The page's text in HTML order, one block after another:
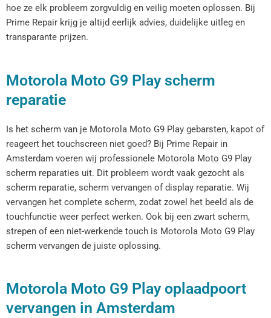
hoe ze elk probleem zorgvuldig en veilig moeten oplossen. Bij
Prime Repair krijg je altijd eerlijk advies, duidelijke uitleg en
transparante prijzen.
Motorola Moto G9 Play scherm
reparatie
Is het scherm van je Motorola Moto G9 Play gebarsten, kapot of
reageert het touchscreen niet goed? Bij Prime Repair in
Amsterdam voeren wij professionele Motorola Moto G9 Play
scherm reparaties uit. Dit probleem wordt vaak gezocht als
scherm reparatie, scherm vervangen of display reparatie. Wij
vervangen het complete scherm, zodat zowel het beeld als de
touchfunctie weer perfect werken. Ook bij een zwart scherm,
strepen of een niet-werkende touch is Motorola Moto G9 Play
scherm vervangen de juiste oplossing.
Motorola Moto G9 Play oplaadpoort
vervangen in Amsterdam